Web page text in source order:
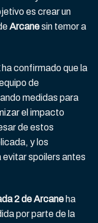
es crear un
Arcanesin temor a
ha confirmado que la
de
medidas para
el impacto
de estos
y los
spoilers antes
2 de Arcane ha
por parte de la